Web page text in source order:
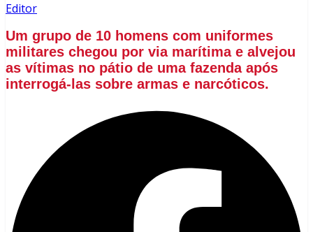
Editor
Um grupo de 10 homens com uniformes
militares chegou por via marítima e alvejou
as vítimas no pátio de uma fazenda após
interrogá-las sobre armas e narcóticos.